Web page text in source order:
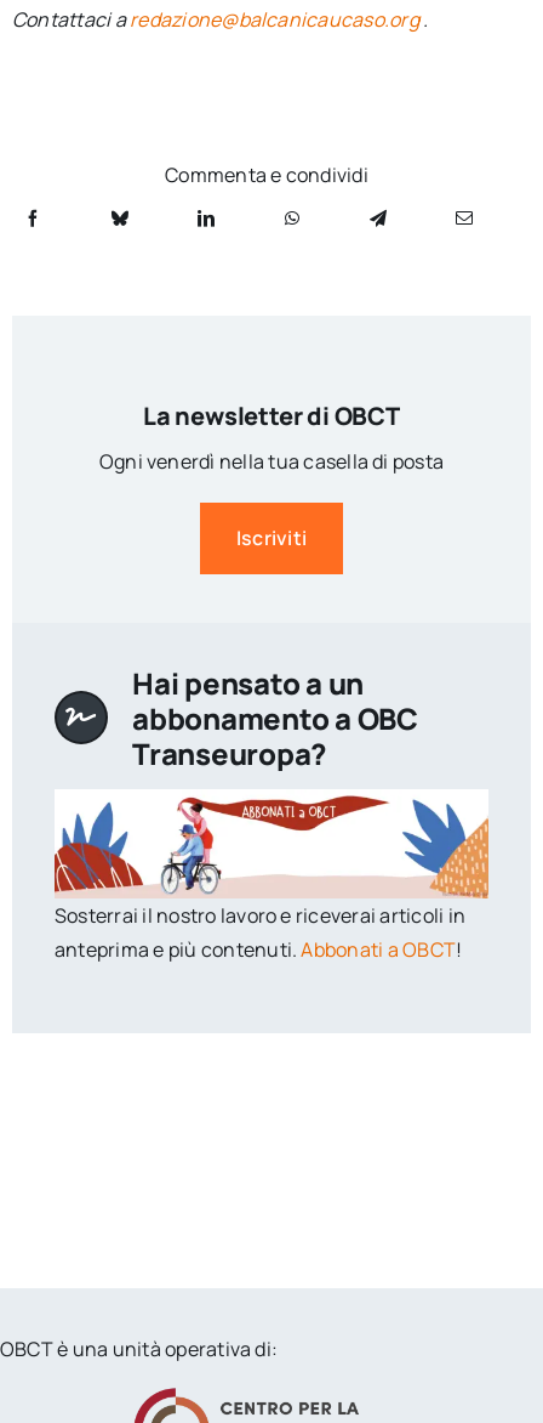
Contattaci aredazione@balcanicaucaso.org.
Commenta e condividi
La newsletter di OBCT
Ogni venerdì nella tua casella di posta
Iscriviti
Hai pensato a un
abbonamento a OBC
Transeuropa?
Sosterrai il nostro lavoro e riceverai articoli in
anteprima e più contenuti.Abbonati a OBCT!
OBCT è una unità operativa di: